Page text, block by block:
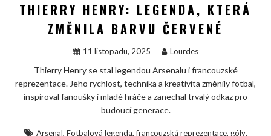
THIERRY HENRY: LEGENDA, KTERÁ
ZMĚNILA BARVU ČERVENÉ
11 listopadu, 2025 Lourdes
Thierry Henry se stal legendou Arsenalu i francouzské
reprezentace. Jeho rychlost, technika a kreativita změnily fotbal,
inspiroval fanoušky i mladé hráče a zanechal trvalý odkaz pro
budoucí generace.
Arsenal, Fotbalová legenda,francouzská reprezentace, góly,